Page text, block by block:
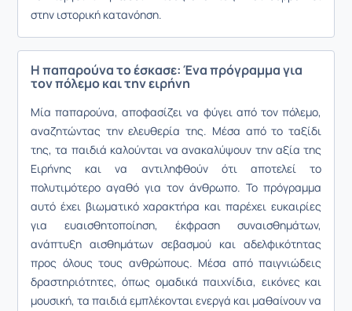
στην ιστορική κατανόηση.
Η παπαρούνα το έσκασε: Ένα πρόγραμμα για
τον πόλεμο και την ειρήνη
Μία παπαρούνα, αποφασίζει να φύγει από τον πόλεμο,
αναζητώντας την ελευθερία της. Μέσα από το ταξίδι
της, τα παιδιά καλούνται να ανακαλύψουν την αξία της
Ειρήνης και να αντιληφθούν ότι αποτελεί το
πολυτιμότερο αγαθό για τον άνθρωπο. Το πρόγραμμα
αυτό έχει βιωματικό χαρακτήρα και παρέχει ευκαιρίες
για ευαισθητοποίηση, έκφραση συναισθημάτων,
ανάπτυξη αισθημάτων σεβασμού και αδελφικότητας
προς όλους τους ανθρώπους. Μέσα από παιγνιώδεις
δραστηριότητες, όπως ομαδικά παιχνίδια, εικόνες και
μουσική, τα παιδιά εμπλέκονται ενεργά και μαθαίνουν να